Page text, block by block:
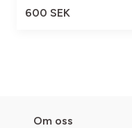
600 SEK
Om oss